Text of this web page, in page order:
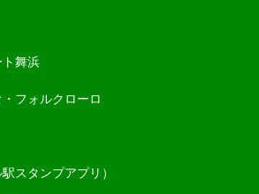
舞浜
フォルクローロ
スタンプアプリ）